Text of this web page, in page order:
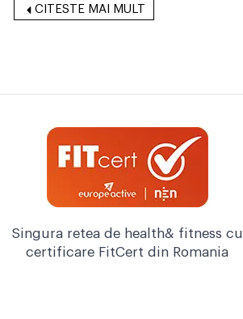
CITESTE MAI MULT
Singura retea de health& fitness cu
certificare FitCert din Romania